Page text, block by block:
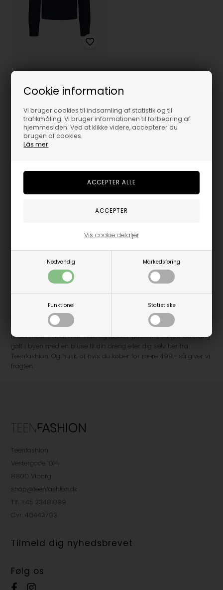
Cookie information
Vi bruger cookies til indsamling af statistik og til
trafikmåling. Vi bruger informationen til forbedring af
hjemmesiden. Ved at klikke videre, accepterer du
brugen af cookies.
Läs mer
Nødvendig Markedsføring
Funktionel Statistiske
Vis cookie detaljer
M/12Y XXL/18Y
Smarte bluser og langærmet t-shirts til drenge
En lækker bluse er altid et godt valg, hvis man ønsker at stå
XL i voksenstørrelser. Lækre bluser fra Dickies, Grunt, DWG og
børn og voksne at style blusen med det meste tøj, samt kan en
bluse bruges derhjemme i afslappet stil eller på café i hyggelige
Vores bluser er i stærk kvalitet. Vi er kun interesseret i at
forhandle fra de bedste og populæreste mærker. Her kan du
med sikkerhed forvente en bluse, som er slidstærk og kan holde
til det meste. Blødt materiale og lækker pasform, så går du aldrig
galt i byen med en bluse til din dreng eller dig selv her fra
Teenfashion. Og husk, at hvis du køber for mere 499,- så giver vi
fragten.
Teenfashion
Vestergade 10H
8800 Viborg
shop@teenfashion.dk
Tlf. +45 23481099
Cvr. 40443703
Tilmeld dig nyhedsbrevet
Følg os